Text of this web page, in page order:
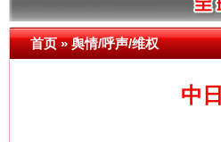
首页»舆情/呼声/维权
中